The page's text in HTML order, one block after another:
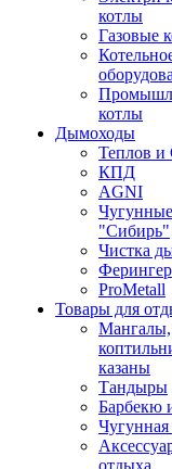
котлы
Газовые
котлы
Дымоходы
Теплов и
КПД
AGNI
"Сибирь"
Чистка
Ферингер
ProMetall
Товары для
Мангалы,
казаны
Тандыры
Барбекю
Чугунная
отдыха